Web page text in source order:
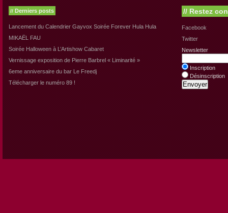
// Derniers posts
Lancement du Calendrier Gayvox Soirée Forever Hula Hula
MIKAËL FAU
Soirée Halloween à L’Artishow Cabaret
Vernissage exposition de Pierre Barbrel « Liminarité »
6eme anniversaire du bar Le Freedj
Télécharger le numéro 89 !
// Restez
Facebook
Twitter
Newsletter
Inscription
Désinscription